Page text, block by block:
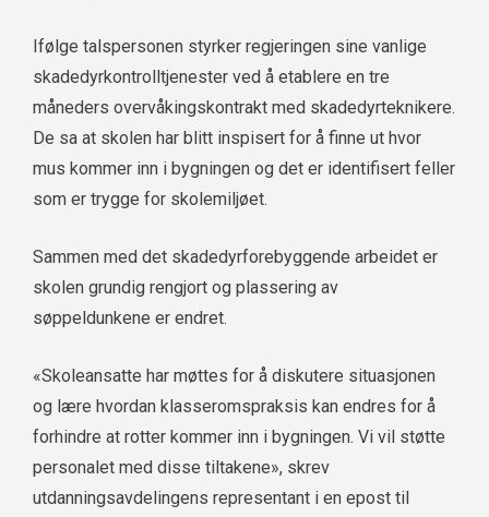
Ifølge talspersonen styrker regjeringen sine vanlige
skadedyrkontrolltjenester ved å etablere en tre
måneders overvåkingskontrakt med skadedyrteknikere.
De sa at skolen har blitt inspisert for å finne ut hvor
mus kommer inn i bygningen og det er identifisert feller
som er trygge for skolemiljøet.
Sammen med det skadedyrforebyggende arbeidet er
skolen grundig rengjort og plassering av
søppeldunkene er endret.
«Skoleansatte har møttes for å diskutere situasjonen
og lære hvordan klasseromspraksis kan endres for å
forhindre at rotter kommer inn i bygningen. Vi vil støtte
personalet med disse tiltakene», skrev
utdanningsavdelingens representant i en epost til